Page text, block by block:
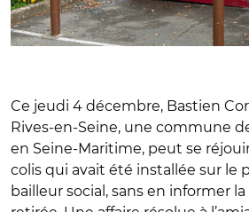
Ce jeudi 4 décembre, Bastien
Rives-en-Seine, une commune
en Seine-Maritime, peut se
colis qui avait été installée sur le
bailleur social, sans en informer